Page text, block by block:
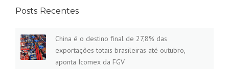
Posts Recentes
China é o destino final de 27,8% das
exportações totais brasileiras até outubro,
aponta Icomex da FGV